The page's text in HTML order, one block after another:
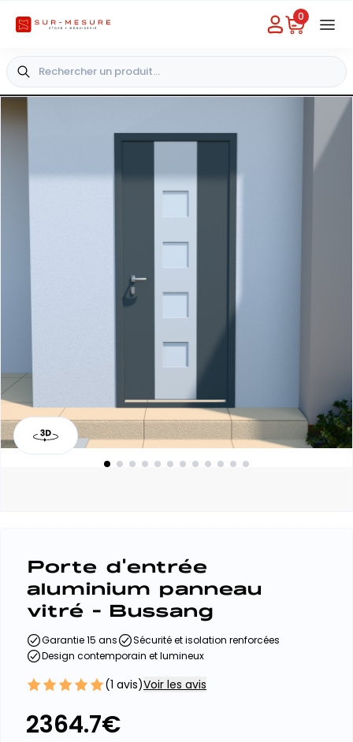
Besoin d'aide
0
Porte d'entrée
aluminium panneau
vitré - Bussang
Garantie 15 ans
Sécurité et isolation renforcées
Design contemporain et lumineux
(1 avis)Voir les avis
2364.7€